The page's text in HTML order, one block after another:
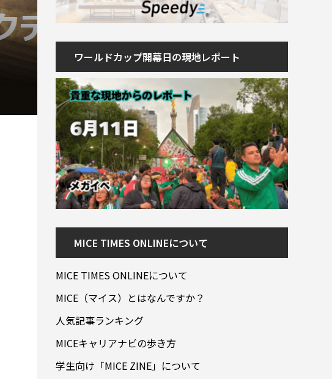
ワールドカップ開幕日の現地レポート
MICE TIMES ONLINEについて
MICE TIMES ONLINEについて
MICE（マイス）とはなんですか？
人気記事ランキング
MICEキャリアナビの歩き方
学生向け「MICE ZINE」について